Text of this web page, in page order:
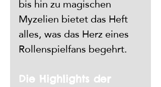
bis hin zu magischen
Myzelien bietet das Heft
alles, was das Herz eines
Rollenspielfans begehrt.
Die Highlights der